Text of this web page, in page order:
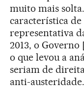
muito mais
característica
representativa
2013, o
o que levou a
seriam de
anti-austeridade.